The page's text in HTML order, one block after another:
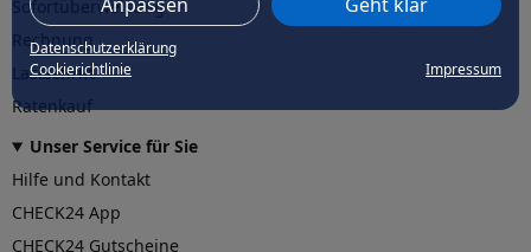
Datenschutzerklärung
Cookierichtlinie
Impressum
Sofortüberweisung
Rechnung
Lastschrift
Ratenkauf
CHECK24hilftder Natur
Unser Service für Sie
Hilfe und Kontakt
CHECK24 App
CHECK24 Gutscheine